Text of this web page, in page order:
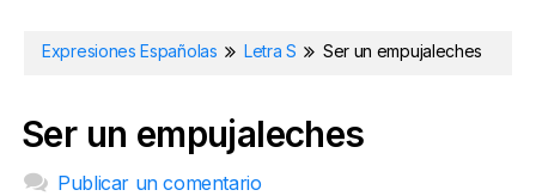
Expresiones Españolas Letra S Ser un empujaleches
Ser un empujaleches
Publicar un comentario